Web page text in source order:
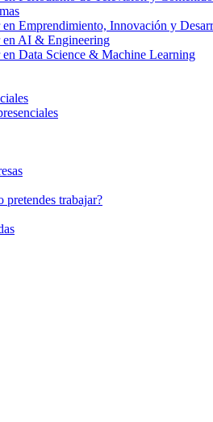
en Emprendimiento, Innovación y
en AI & Engineering
en Data Science & Machine Learning
pretendes trabajar?